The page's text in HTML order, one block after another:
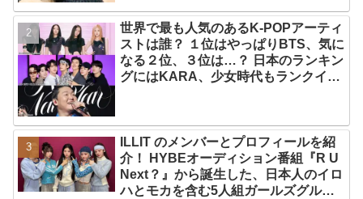
世界で最も人気のあるK-POPアーティ
ストは誰？ １位はやっぱりBTS、気に
なる２位、３位は…？ 日本のランキン
グにはKARA、少女時代もランクイ
ILLIT のメンバーとプロフィールを紹
介！ HYBEオーディション番組『R U
Next？』から誕生した、日本人のイロ
ハとモカを含む5人組ガールズグルー